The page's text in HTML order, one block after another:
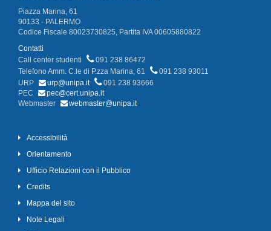
Piazza Marina, 61
90133 - PALERMO
Codice Fiscale 80023730825, Partita IVA 00605880822
Contatti
Call center studenti
091 238 86472
Telefono Amm. C.le di P.zza Marina, 61
091 238 93011
URP
urp@unipa.it
091 238 93666
PEC
pec@cert.unipa.it
Webmaster
webmaster@unipa.it
Accessibilità
Orientamento
Ufficio Relazioni con il Pubblico
Credits
Mappa del sito
Note Legali